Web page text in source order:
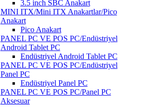
3.5 inch SBC Anakart
MINI ITX/Mini ITX Anakartlar/Pico
Anakart
Pico Anakart
PANEL PC VE POS PC/Endüstriyel
Android Tablet PC
Endüstriyel Android Tablet PC
PANEL PC VE POS PC/Endüstriyel
Panel PC
Endüstriyel Panel PC
PANEL PC VE POS PC/Panel PC
Aksesuar